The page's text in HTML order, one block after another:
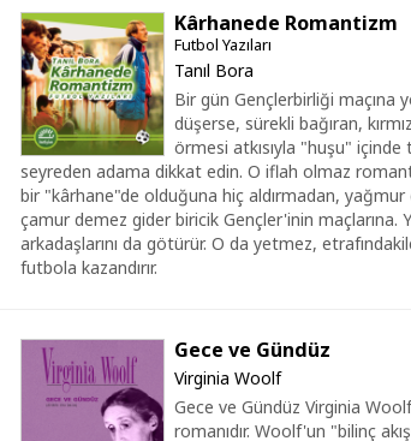
Kârhanede Romantizm
Futbol Yazıları
Tanıl Bora
Bir gün Gençlerbirliği maçına
düşerse, sürekli bağıran,
örmesi atkısıyla "huşu" içinde
seyreden adama dikkat edin. O iflah olmaz
bir "kârhane"de olduğuna hiç aldırmadan, yağmur
çamur demez gider biricik Gençler'inin maçlarına.
arkadaşlarını da götürür. O da yetmez,
futbola kazandırır.
Gece ve Gündüz
Virginia Woolf
Gece ve Gündüz Virginia
romanıdır. Woolf'un "bilinç